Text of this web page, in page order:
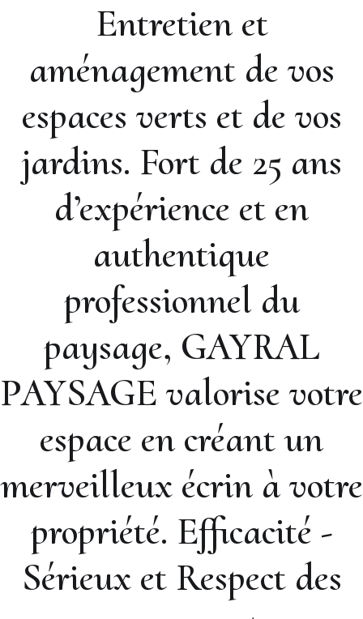
Entretien et
aménagement de vos
espaces verts et de vos
jardins. Fort de 25 ans
d’expérience et en
authentique
professionnel du
paysage, GAYRAL
PAYSAGE valorise votre
espace en créant un
merveilleux écrin à votre
propriété. Efficacité -
Sérieux et Respect des